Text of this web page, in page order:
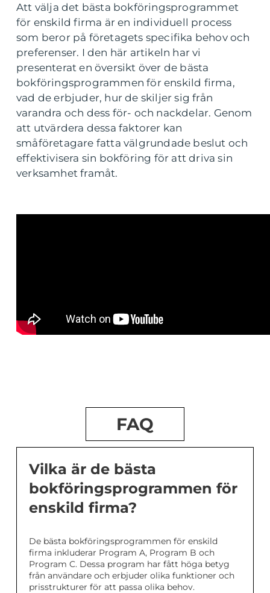
Att välja det bästa bokföringsprogrammet
för enskild firma är en individuell process
som beror på företagets specifika behov och
preferenser. I den här artikeln har vi
presenterat en översikt över de bästa
bokföringsprogrammen för enskild firma,
vad de erbjuder, hur de skiljer sig från
varandra och dess för- och nackdelar. Genom
att utvärdera dessa faktorer kan
småföretagare fatta välgrundade beslut och
effektivisera sin bokföring för att driva sin
verksamhet framåt.
FAQ
Vilka är de bästa
bokföringsprogrammen för
enskild firma?
De bästa bokföringsprogrammen för enskild
firma inkluderar Program A, Program B och
Program C. Dessa program har fått höga betyg
från användare och erbjuder olika funktioner och
prisstrukturer för att passa olika behov.